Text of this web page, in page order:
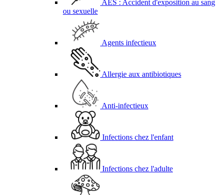
AES : Accident d'exposition au sang
ou sexuelle
Agents infectieux
Allergie aux antibiotiques
Anti-infectieux
Infections chez l'enfant
Infections chez l'adulte